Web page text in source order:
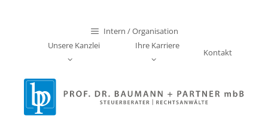
Intern / Organisation
Unsere Kanzlei
Ihre Karriere
Kontakt